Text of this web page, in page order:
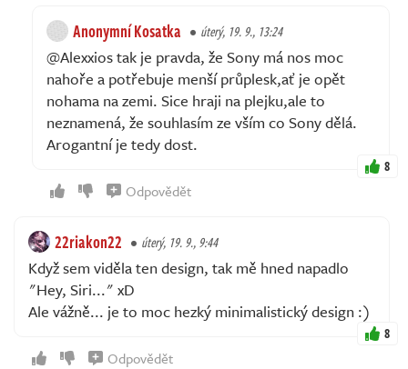
Anonymní Kosatka úterý, 19. 9., 13:24
@Alexxios tak je pravda, že Sony má nos moc
nahoře a potřebuje menší průplesk,ať je opět
nohama na zemi. Sice hraji na plejku,ale to
neznamená, že souhlasím ze vším co Sony dělá.
Arogantní je tedy dost.
8
Odpovědět
22riakon22 úterý, 19. 9., 9:44
Když sem viděla ten design, tak mě hned napadlo
"Hey, Siri..." xD
Ale vážně... je to moc hezký minimalistický design :)
8
Odpovědět